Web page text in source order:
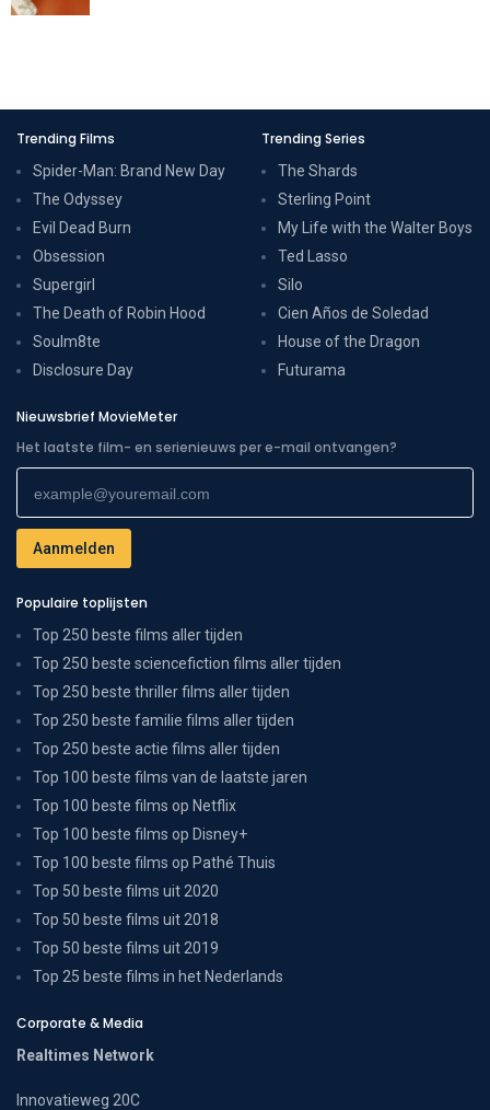
Trending Films
Spider-Man: Brand New Day
The Odyssey
Evil Dead Burn
Obsession
Supergirl
The Death of Robin Hood
Soulm8te
Disclosure Day
Trending Series
The Shards
Sterling Point
My Life with the Walter Boys
Ted Lasso
Silo
Cien Años de Soledad
House of the Dragon
Futurama
Nieuwsbrief MovieMeter
Het laatste film- en serienieuws per e-mail ontvangen?
Populaire toplijsten
Top 250 beste films aller tijden
Top 250 beste sciencefiction films aller tijden
Top 250 beste thriller films aller tijden
Top 250 beste familie films aller tijden
Top 250 beste actie films aller tijden
Top 100 beste films van de laatste jaren
Top 100 beste films op Netflix
Top 100 beste films op Disney+
Top 100 beste films op Pathé Thuis
Top 50 beste films uit 2020
Top 50 beste films uit 2018
Top 50 beste films uit 2019
Top 25 beste films in het Nederlands
Corporate & Media
Realtimes Network
Innovatieweg 20C